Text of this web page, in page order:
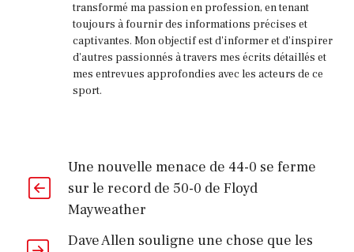
transformé ma passion en profession, en tenant
toujours à fournir des informations précises et
captivantes. Mon objectif est d'informer et d'inspirer
d'autres passionnés à travers mes écrits détaillés et
mes entrevues approfondies avec les acteurs de ce
sport.
Une nouvelle menace de 44-0 se ferme
sur le record de 50-0 de Floyd
Mayweather
Dave Allen souligne une chose que les